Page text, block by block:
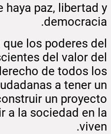
haya paz, libertad y
democracia.
los poderes del
del valor del
de todos los
a tener un
un proyecto
a la sociedad en la
viven.